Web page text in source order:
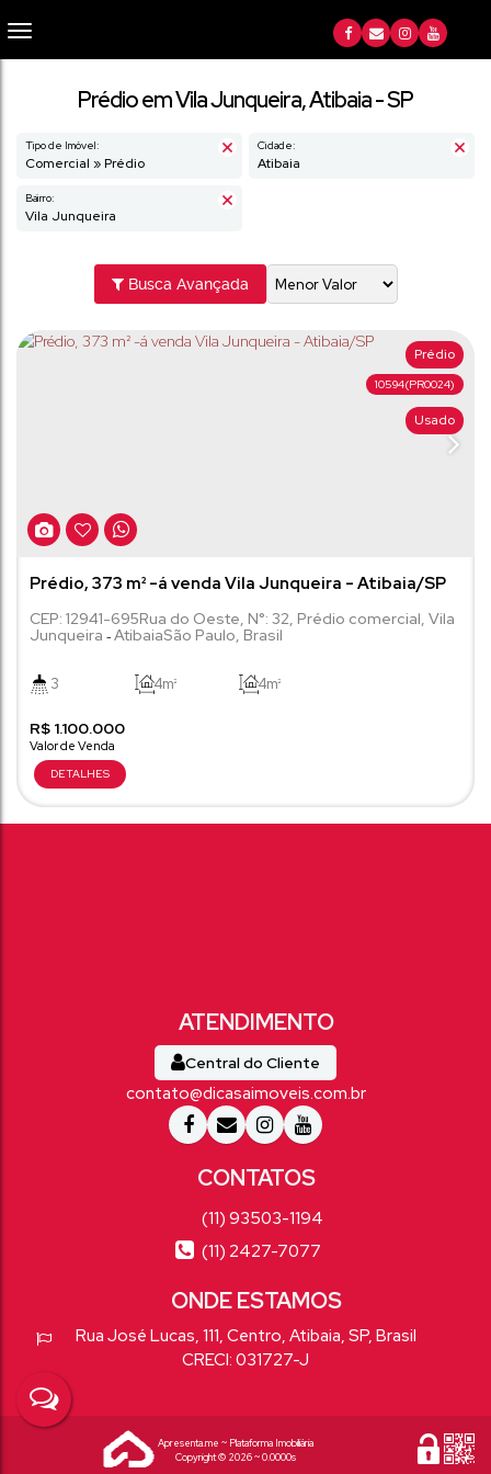
Prédio em Vila Junqueira, Atibaia - SP
Tipo de Imóvel:
Comercial » Prédio
Cidade:
Atibaia
Bairro:
Vila Junqueira
Busca Avançada
10594(PR0024)
Prédio
Usado
Prédio, 373 m² -á venda Vila Junqueira - Atibaia/SP
R$ 1.100.000
CEP: 12941-695Rua do Oeste, N°: 32, Prédio comercial, Vila
Junqueira
AtibaiaSão Paulo, Brasil
3 4m² 4m²
Central do Cliente
contato@dicasaimoveis.com.br
(11) 93503-1194
(11) 2427-7077
Rua José Lucas, 111, Centro, Atibaia, SP, Brasil
CRECI: 031727-J
Apresenta.me ~ Plataforma Imobiliária
Copyright © 2026 ~ 0.0000s